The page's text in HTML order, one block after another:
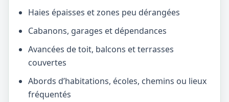
Haies épaisses et zones peu dérangées
Cabanons, garages et dépendances
Avancées de toit, balcons et terrasses
couvertes
Abords d’habitations, écoles, chemins ou lieux
fréquentés